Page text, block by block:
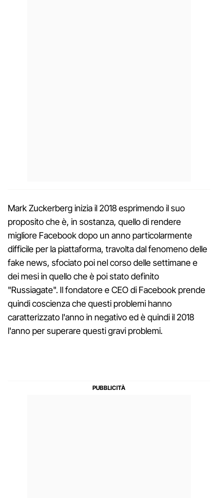
Mark Zuckerberg inizia il 2018 esprimendo il suo
proposito che è, in sostanza, quello di rendere
migliore Facebook dopo un anno particolarmente
difficile per la piattaforma, travolta dal fenomeno delle
fake news, sfociato poi nel corso delle settimane e
dei mesi in quello che è poi stato definito
"Russiagate". Il fondatore e CEO di Facebook prende
quindi coscienza che questi problemi hanno
caratterizzato l'anno in negativo ed è quindi il 2018
l'anno per superare questi gravi problemi.